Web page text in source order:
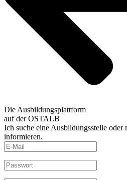
Die Ausbildungsplattform
auf der OSTALB
Ich suche eine Ausbildungsstelle oder
informieren.